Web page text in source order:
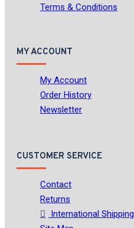
Terms & Conditions
MY ACCOUNT
My Account
Order History
Newsletter
CUSTOMER SERVICE
Contact
Returns
International Shipping